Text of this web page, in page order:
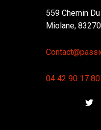
559 Chemin
Miolane,
04 42 90 17 80